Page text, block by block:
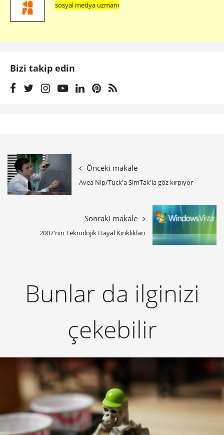
sosyal medya uzmanı
Bizi takip edin
Önceki makale
Avea Nip/Tuck'a SimTak'la göz kırpıyor
Sonraki makale
2007'nin Teknolojik Hayal Kırıklıkları
Bunlar da ilginizi
çekebilir